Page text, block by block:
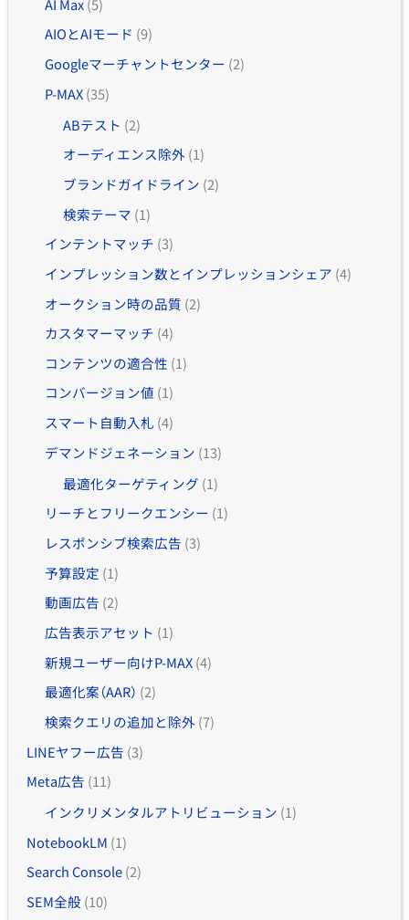
AI Max(5)
AIOとAIモード (9)
Googleマーチャントセンター (2)
P-MAX(35)
ABテスト (2)
オーディエンス除外 (1)
ブランドガイドライン (2)
検索テーマ (1)
インテントマッチ (3)
インプレッション数とインプレッションシェア (4)
オークション時の品質 (2)
カスタマーマッチ (4)
コンテンツの適合性 (1)
コンバージョン値 (1)
スマート自動入札 (4)
デマンドジェネーション (13)
最適化ターゲティング (1)
リーチとフリークエンシー (1)
レスポンシブ検索広告 (3)
予算設定 (1)
動画広告 (2)
広告表示アセット (1)
新規ユーザー向けP-MAX(4)
最適化案（AAR） (2)
検索クエリの追加と除外 (7)
LINEヤフー広告 (3)
Meta広告 (11)
インクリメンタルアトリビューション (1)
NotebookLM (1)
Search Console(2)
SEM全般(10)